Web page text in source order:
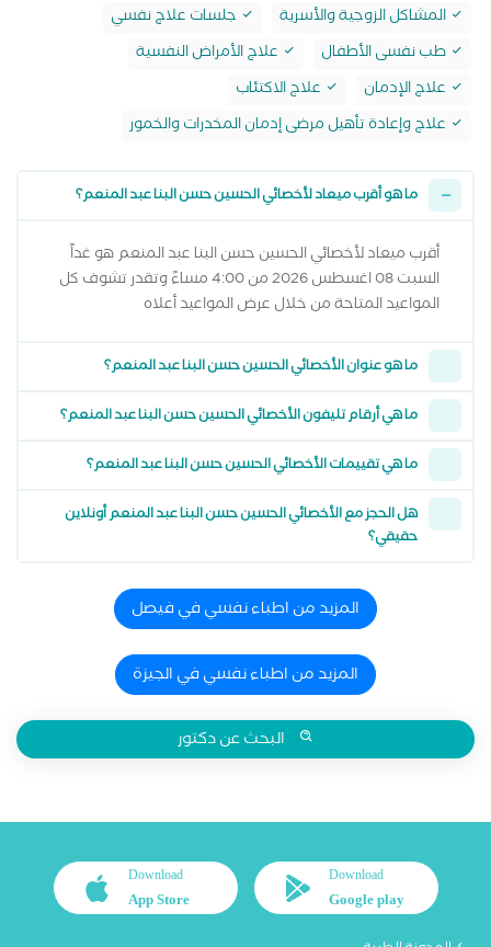
المشاكل الزوجية والأسرية
جلسات علاج نفسي
طب نفسى الأطفال
علاج الأمراض النفسية
علاج الإدمان
علاج الاكتئاب
علاج وإعادة تأهيل مرضى إدمان المخدرات والخمور
ما هو أقرب ميعاد لأخصائي الحسين حسن البنا عبد المنعم؟
أقرب ميعاد لأخصائي الحسين حسن البنا عبد المنعم هو غداً
السبت 08 اغسطس 2026 من 4:00 مساءً وتقدر تشوف كل
المواعيد المتاحة من خلال عرض المواعيد أعلاه
ما هو عنوان الأخصائي الحسين حسن البنا عبد المنعم؟
ما هي أرقام تليفون الأخصائي الحسين حسن البنا عبد المنعم؟
ما هي تقييمات الأخصائي الحسين حسن البنا عبد المنعم؟
هل الحجز مع الأخصائي الحسين حسن البنا عبد المنعم أونلاين
حقيقي؟
المزيد من اطباء نفسي في فيصل
المزيد من اطباء نفسي في الجيزة
البحث عن دكتور
Download
Google play
Download
App Store